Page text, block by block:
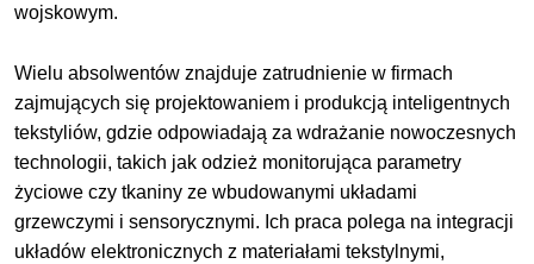
wojskowym.
Wielu absolwentów znajduje zatrudnienie w firmach
zajmujących się projektowaniem i produkcją inteligentnych
tekstyliów, gdzie odpowiadają za wdrażanie nowoczesnych
technologii, takich jak odzież monitorująca parametry
życiowe czy tkaniny ze wbudowanymi układami
grzewczymi i sensorycznymi. Ich praca polega na integracji
układów elektronicznych z materiałami tekstylnymi,